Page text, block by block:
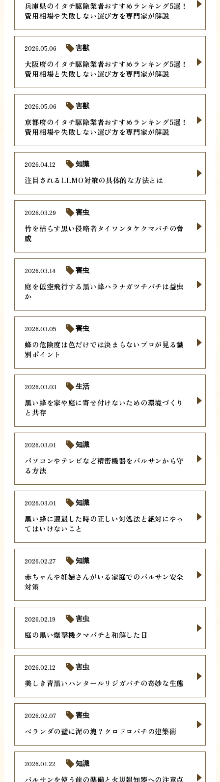
兵庫県のイタチ駆除業者おすすめランキング5選！
費用相場や失敗しない選び方を専門家が解説
大阪府のイタチ駆除業者おすすめランキング5選！
費用相場と失敗しない選び方を専門家が解説
2026.05.06 害獣
京都府のイタチ駆除業者おすすめランキング5選！
費用相場や失敗しない選び方を専門家が解説
2026.05.06 害獣
注目されるLLMO対策の具体的な方法とは
2026.04.12 知識
竹を枯らす黒い侵略者タイワンタケクマバチの脅
威
2026.03.29 害虫
庭を低空飛行する黒い蜂ハラナガツチバチは益虫
か
2026.03.14 害虫
蜂の危険度は色だけでは決まらないプロが見る識
別ポイント
2026.03.05 害虫
黒い蜂を家や庭に寄せ付けないための環境づくり
と共存
2026.03.03 生活
パソコンやテレビなど精密機器をバルサンから守
る方法
2026.03.01 知識
黒い蜂に遭遇した時の正しい対処法と絶対にやっ
てはいけないこと
2026.03.01 知識
赤ちゃんや妊婦さんがいる家庭でのバルサン安全
対策
2026.02.27 知識
庭の黒い爆撃機クマバチと和解した日
2026.02.19 害虫
美しき青黒いハンタールリジガバチの奇妙な生態
2026.02.12 害虫
ベランダの壁に泥の塊？クロドロバチの建築術
2026.02.07 害虫
バルサンを使う前の準備と火災報知器への注意点
2026.01.22 知識